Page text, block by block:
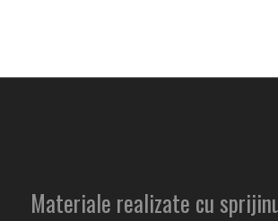
Materiale realizate cu